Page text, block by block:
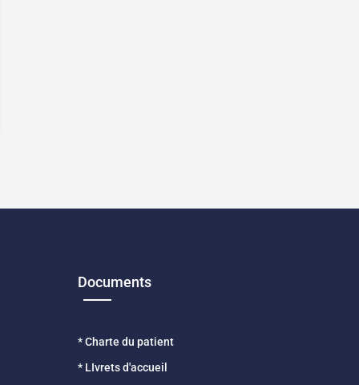
Documents
* Charte du patient
* LIvrets d'accueil